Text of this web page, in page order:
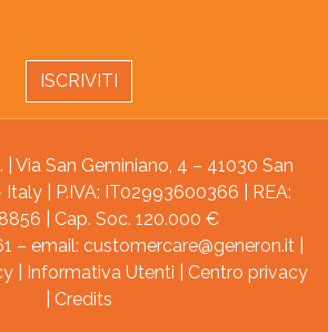
ISCRIVITI
Via San Geminiano, 4 – 41030 San
Italy | P.IVA: IT02993600366 | REA:
| Cap. Soc. 120.000 €
– email: customercare@generon.it
| Informativa Utenti
Centro privacy
Credits